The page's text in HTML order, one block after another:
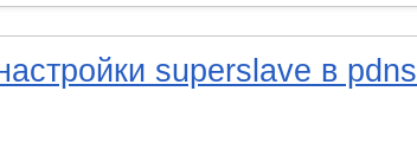
superslave в pdns